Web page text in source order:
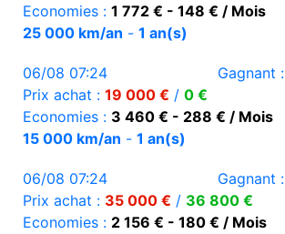
Economies : 1 772 € - 148 € / Mois
25 000 km/an - 1 an(s)
06/08 07:24 Gagnant :
Prix achat : 19 000 € / 0 €
Economies : 3 460 € - 288 € / Mois
15 000 km/an - 1 an(s)
06/08 07:24 Gagnant :
Prix achat : 35 000 € / 36 800 €
Economies : 2 156 € - 180 € / Mois